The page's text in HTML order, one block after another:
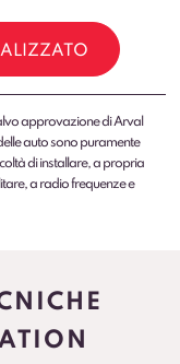
approvazione di Arval
auto sono puramente
di installare, a propria
a radio frequenze e